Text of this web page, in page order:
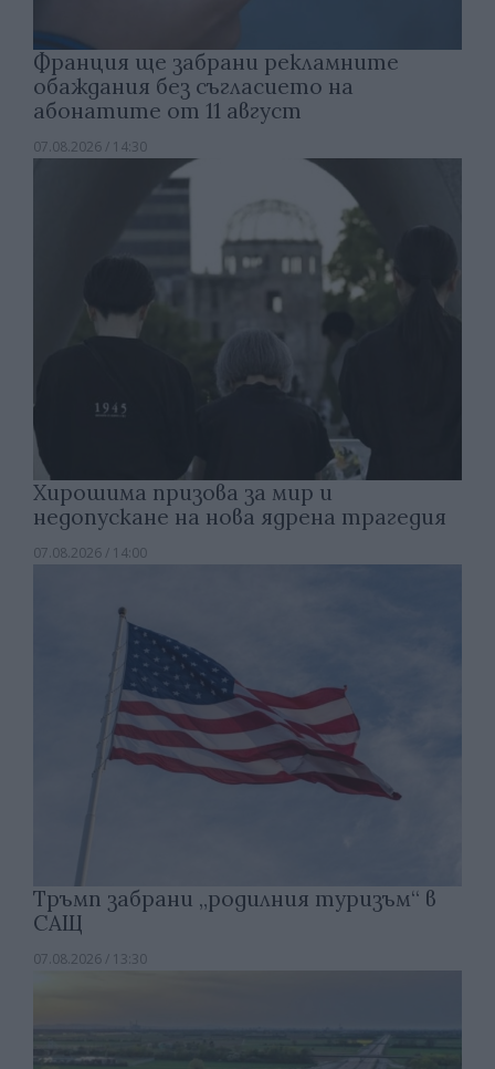
Франция ще забрани рекламните
обаждания без съгласието на
абонатите от 11 август
07.08.2026 / 14:30
Хирошима призова за мир и
недопускане на нова ядрена трагедия
07.08.2026 / 14:00
Тръмп забрани „родилния туризъм“ в
САЩ
07.08.2026 / 13:30